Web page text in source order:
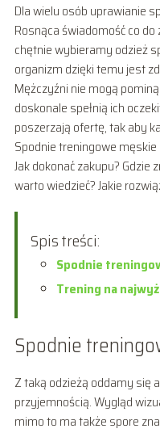
Dla wielu osób uprawianie
Rosnąca świadomość co
chętnie wybieramy odzież
organizm dzięki temu jest
Mężczyźni nie mogą
doskonale spełnią ich
poszerzają ofertę, tak aby
Spodnie treningowe
Jak dokonać zakupu?
warto wiedzieć? Jakie
Spis treści:
Spodnie
Trening na
Spodnie
Z taką odzieżą oddamy się
przyjemnością. Wygląd
mimo to ma także spore